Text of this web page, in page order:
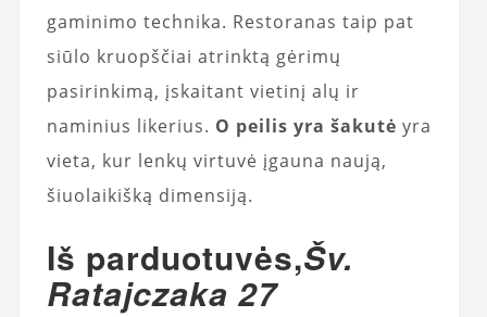
gaminimo technika. Restoranas taip pat
siūlo kruopščiai atrinktą gėrimų
pasirinkimą, įskaitant vietinį alų ir
naminius likerius. O peilis yra šakutė yra
vieta, kur lenkų virtuvė įgauna naują,
šiuolaikišką dimensiją.
Iš parduotuvės,Šv.
Ratajczaka 27